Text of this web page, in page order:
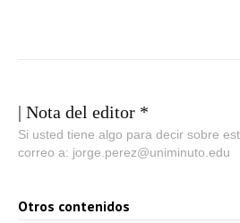
| Nota del editor *
Si usted tiene algo para decir sobre
correo a: jorge.perez@uniminuto.edu
Otros contenidos